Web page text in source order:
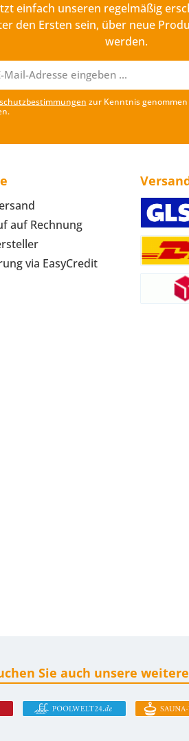
einfach unseren regelmäßig
den Ersten sein, über neue
werden.
Mail-
Adresse*
zur Kenntnis
auf Rechnung
via EasyCredit
Sie auch unsere